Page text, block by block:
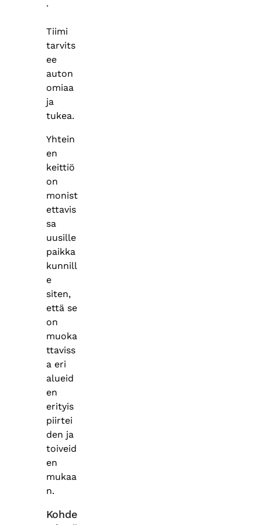
.
Tiimi
tarvits
ee
auton
omiaa
ja
tukea.
Yhtein
en
keittiö
on
monist
ettavis
sa
uusille
paikka
kunnill
e
siten,
että se
on
muoka
ttaviss
a eri
alueid
en
erityis
piirtei
den ja
toiveid
en
mukaa
n.
Kohde